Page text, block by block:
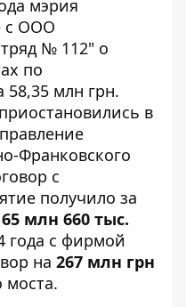
мэрия
с ООО
№ 112" о
по
58,35 млн грн.
в
Франковского
с
получило за
млн 660 тыс.
года с фирмой
на 267 млн ​​грн
моста.